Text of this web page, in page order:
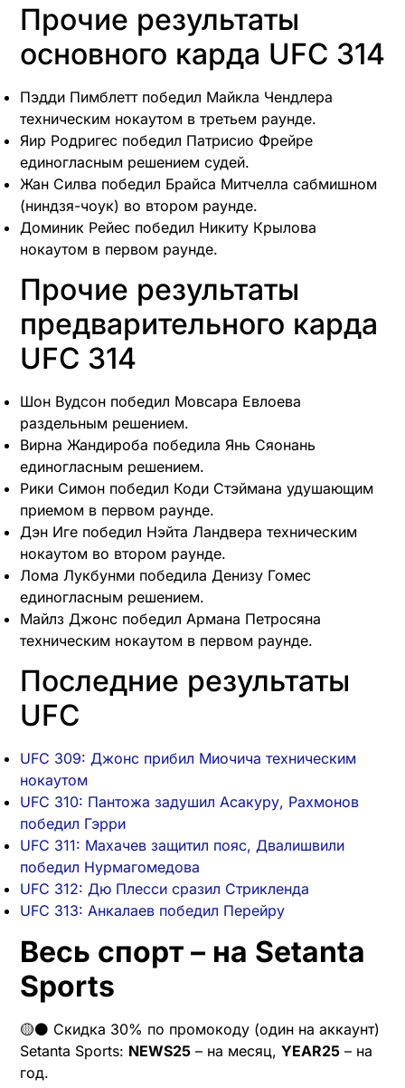
Прочие результаты
основного карда UFC 314
Пэдди Пимблетт победил Майкла Чендлера
техническим нокаутом в третьем раунде.​
Яир Родригес победил Патрисио Фрейре
единогласным решением судей.​
Жан Силва победил Брайса Митчелла сабмишном
(ниндзя-чоук) во втором раунде.​
Доминик Рейес победил Никиту Крылова
нокаутом в первом раунде.​
Прочие результаты
предварительного карда
UFC 314
Шон Вудсон победил Мовсара Евлоева
раздельным решением.
Вирна Жандироба победила Янь Сяонань
единогласным решением.
Рики Симон победил Коди Стэймана удушающим
приемом в первом раунде.
Дэн Иге победил Нэйта Ландвера техническим
нокаутом во втором раунде.
Лома Лукбунми победила Денизу Гомес
единогласным решением.
Майлз Джонс победил Армана Петросяна
техническим нокаутом в первом раунде.
Последние результаты
UFC
UFC 309: Джонс прибил Миочича техническим
нокаутом
UFC 310: Пантожа задушил Асакуру, Рахмонов
победил Гэрри
UFC 311: Махачев защитил пояс, Двалишвили
победил Нурмагомедова
UFC 312: Дю Плесси сразил Стрикленда
UFC 313: Анкалаев победил Перейру
Весь спорт – на Setanta
Sports
🟡⚫️ Скидка 30% по промокоду (один на аккаунт)
Setanta Sports: NEWS25 – на месяц, YEAR25 – на
год.